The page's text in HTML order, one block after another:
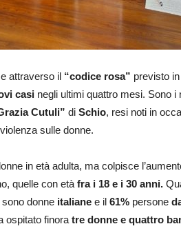
attraverso il “codice rosa” previsto
casi negli ultimi quattro mesi. Sono i
Cutuli” di Schio, resi noti in
sulle donne.
in età adulta, ma colpisce
quelle con età fra i 18 e i 30 anni.
donne italiane e il 61% persone
ospitato finora tre donne e quattro